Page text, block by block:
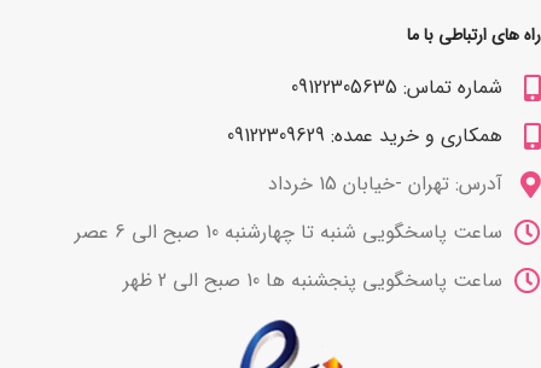
راه های ارتباطی با ما
شماره تماس: 09122305635
همکاری و خرید عمده: 09122309629
آدرس: تهران -خیابان 15 خرداد
ساعت پاسخگویی شنبه تا چهارشنبه 10 صبح الی 6 عصر
ساعت پاسخگویی پنجشنبه ها 10 صبح الی 2 ظهر